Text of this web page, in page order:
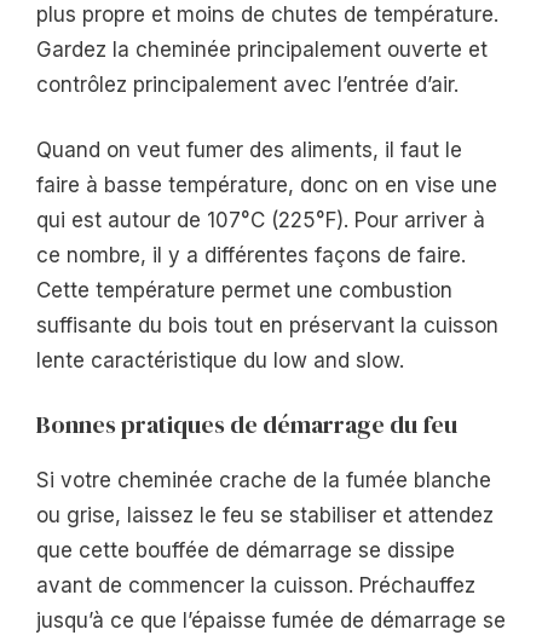
plus propre et moins de chutes de température.
Gardez la cheminée principalement ouverte et
contrôlez principalement avec l’entrée d’air.
Quand on veut fumer des aliments, il faut le
faire à basse température, donc on en vise une
qui est autour de 107°C (225°F). Pour arriver à
ce nombre, il y a différentes façons de faire.
Cette température permet une combustion
suffisante du bois tout en préservant la cuisson
lente caractéristique du low and slow.
Bonnes pratiques de démarrage du feu
Si votre cheminée crache de la fumée blanche
ou grise, laissez le feu se stabiliser et attendez
que cette bouffée de démarrage se dissipe
avant de commencer la cuisson. Préchauffez
jusqu’à ce que l’épaisse fumée de démarrage se